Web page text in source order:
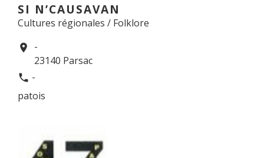
SI N’CAUSAVAN
Cultures régionales / Folklore
location_on
-
23140 Parsac
phone -
patois